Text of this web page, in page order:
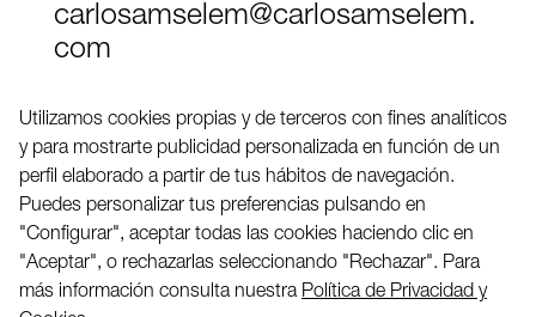
carlosamselem@carlosamselem.
com
Twitter
LinkedIN
2026 ©
Utilizamos cookies propias y de terceros con fines analíticos
y para mostrarte publicidad personalizada en función de un
perfil elaborado a partir de tus hábitos de navegación.
Puedes personalizar tus preferencias pulsando en
"Configurar", aceptar todas las cookies haciendo clic en
"Aceptar", o rechazarlas seleccionando "Rechazar". Para
más información consulta nuestra Política de Privacidad y